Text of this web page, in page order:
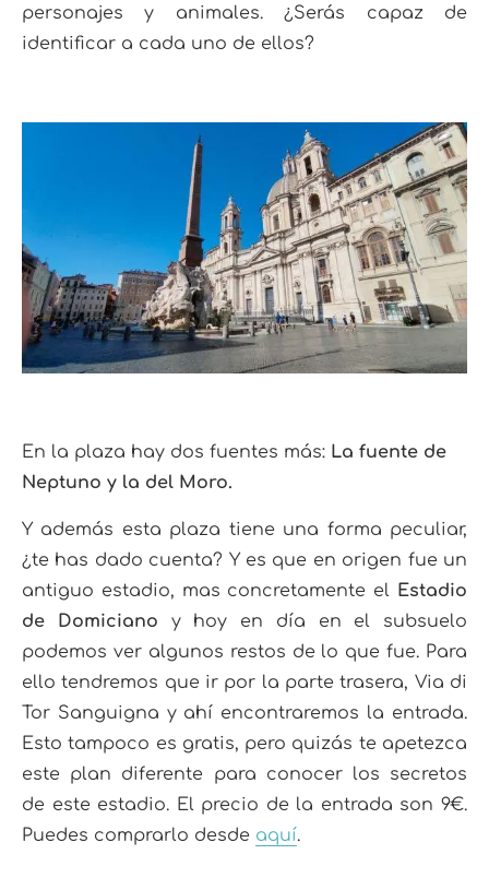
personajes y animales. ¿Serás capaz de
identificar a cada uno de ellos?
En la plaza hay dos fuentes más: La fuente de
Neptuno y la del Moro.
Y además esta plaza tiene una forma peculiar,
¿te has dado cuenta? Y es que en origen fue un
antiguo estadio, mas concretamente el Estadio
de Domiciano y hoy en día en el subsuelo
podemos ver algunos restos de lo que fue. Para
ello tendremos que ir por la parte trasera, Via di
Tor Sanguigna y ahí encontraremos la entrada.
Esto tampoco es gratis, pero quizás te apetezca
este plan diferente para conocer los secretos
de este estadio. El precio de la entrada son 9€.
Puedes comprarlo desde aquí.